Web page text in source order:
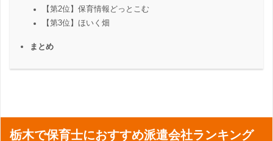
【第2位】保育情報どっとこむ
【第3位】ほいく畑
まとめ
栃木で保育士におすすめ派遣会社ランキング